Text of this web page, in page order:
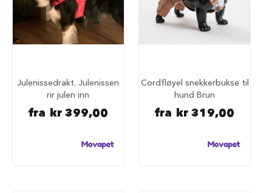
t
h
d
Julenissedrakt. Julenissen
rir julen inn
fra kr 399,00
Cordfløyel snekkerbukse til
hund Brun
fra kr 319,00